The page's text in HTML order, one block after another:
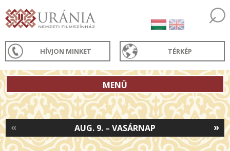
HÍVJON MINKET TÉRKÉP
MENÜ
»
AUG. 9. – VASÁRNAP
«